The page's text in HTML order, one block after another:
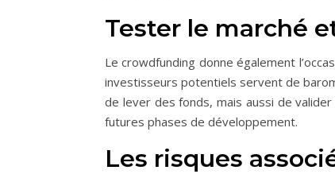
Tester le marché
Le crowdfunding donne également
investisseurs potentiels servent de
de lever des fonds, mais aussi de
futures phases de développement.
Les risques